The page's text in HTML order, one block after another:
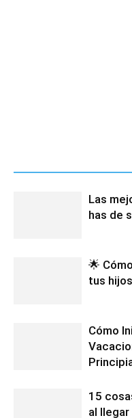
Las
has de
🌟
tus hijos
Cómo
15
al llegar